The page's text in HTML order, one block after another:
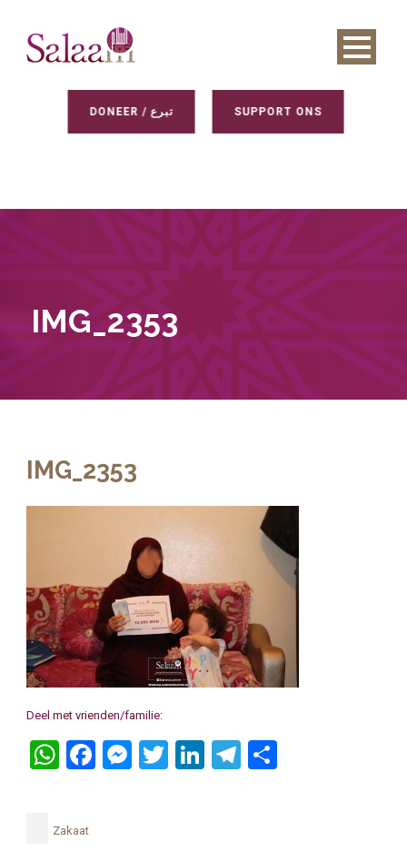
DONEER / تبرع SUPPORT ONS
IMG_2353
IMG_2353
Deel met vrienden/familie:
WhatsApp
Facebook
Messenger
Twitter
LinkedIn
Telegram
Zakaat